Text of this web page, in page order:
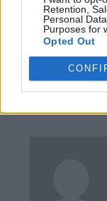
Retention,
Personal
Purposes for
Opted Out
Articolul precedent
Ciolacu despre
Neacșu, pus șef la
furat nimic. Ce
asta, omorâm